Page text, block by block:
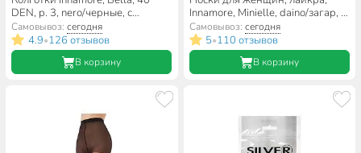
DEN, р. 3, nero/черные, с
шортиками и прозрачным
мыском
Самовывоз:сегодня
4.9•126 отзывов
В корзину
Innamore, Minielle, daino/загар, 2
пары, 40 DEN
Самовывоз: сегодня
5•110 отзывов
В корзину